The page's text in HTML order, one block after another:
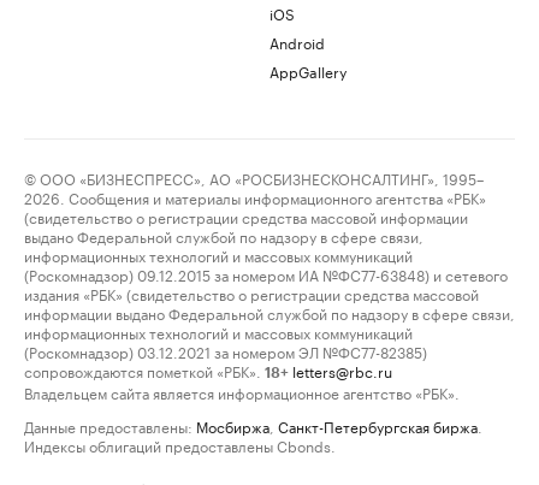
iOS
Android
AppGallery
© ООО «БИЗНЕСПРЕСС», АО «РОСБИЗНЕСКОНСАЛТИНГ», 1995–
2026. Сообщения и материалы информационного агентства «РБК»
(свидетельство о регистрации средства массовой информации
выдано Федеральной службой по надзору в сфере связи,
информационных технологий и массовых коммуникаций
(Роскомнадзор) 09.12.2015 за номером ИА №ФС77-63848) и сетевого
издания «РБК» (свидетельство о регистрации средства массовой
информации выдано Федеральной службой по надзору в сфере связи,
информационных технологий и массовых коммуникаций
(Роскомнадзор) 03.12.2021 за номером ЭЛ №ФС77-82385)
сопровождаются пометкой «РБК».
18+ letters@rbc.ru
Владельцем сайта является информационное агентство «РБК».
Данные предоставлены: Мосбиржа Санкт-Петербургская биржа
Индексы облигаций предоставлены Cbonds.